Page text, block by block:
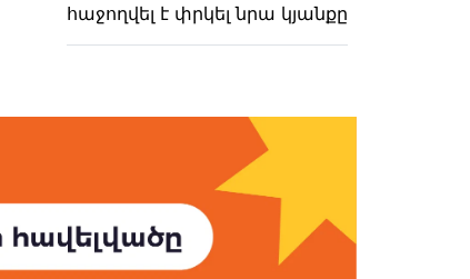
հաջողվել է փրկել նրա կյանքը